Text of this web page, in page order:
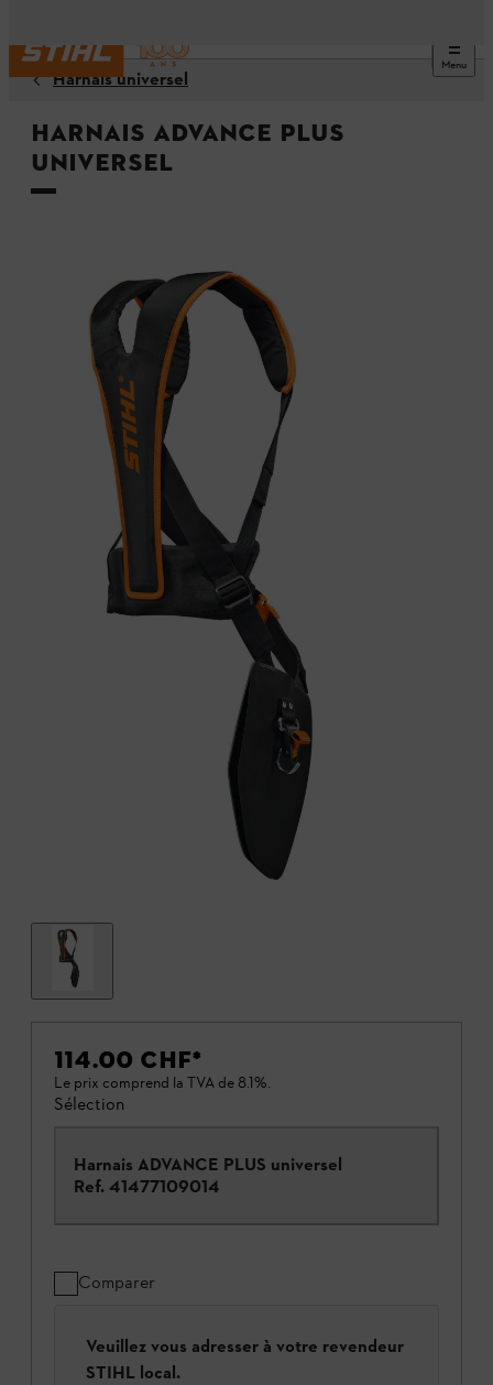
Menu
Harnais universel
Harnais ADVANCE PLUS
universel
114.00 CHF*
Le prix comprend la TVA de 8.1%.
Sélection
Harnais ADVANCE PLUS universel
Ref. 41477109014
Comparer
Veuillez vous adresser à votre revendeur
STIHL local.